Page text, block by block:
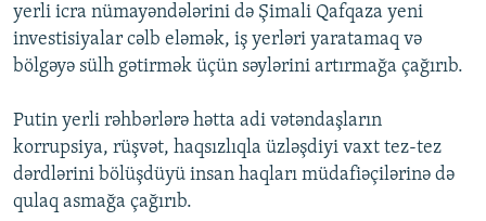
VIDEO
FOTOQALEREYA
KARIKATURA
RADIO ARXIV
OXU ZALI
İSLAM VƏ DEMOKRATIYA
İZ - MƏDƏNIYYƏT PROQRAMI
HAQQIMIZDA
PEŞƏ ETIKASI VƏ JURNALISTIKA STANDARTLARIMIZ
MATERIALLARIMIZDAN ISTIFADƏ
AZADLIQRADIOSU MOBIL TELEFONUNUZDA
BIZI IZLƏ
RFE/RL-in bütün saytları
yerli icra nümayəndələrini də Şimali Qafqaza yeni
investisiyalar cəlb eləmək, iş yerləri yaratamaq və
bölgəyə sülh gətirmək üçün səylərini artırmağa çağırıb.
Putin yerli rəhbərlərə hətta adi vətəndaşların
korrupsiya, rüşvət, haqsızlıqla üzləşdiyi vaxt tez-tez
dərdlərini bölüşdüyü insan haqları müdafiəçilərinə də
qulaq asmağa çağırıb.